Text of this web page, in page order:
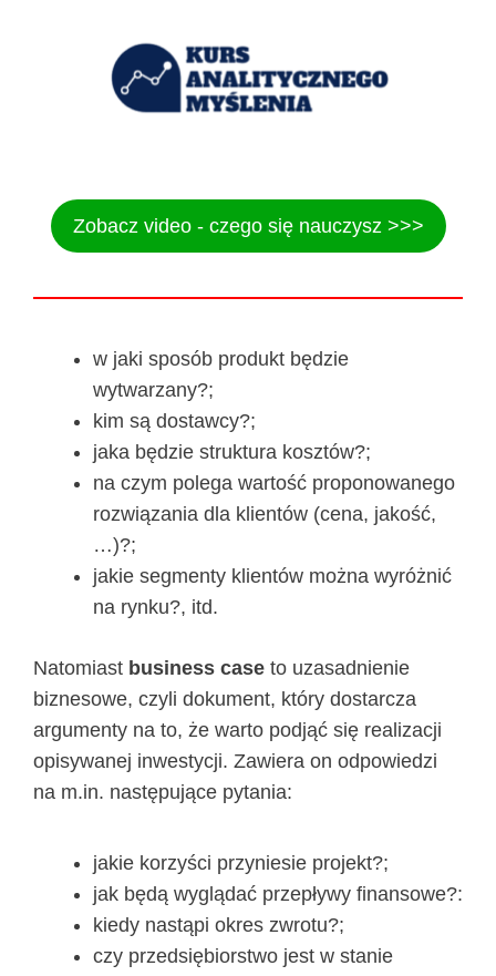
Zobacz video - czego się nauczysz >>>
w jaki sposób produkt będzie
wytwarzany?;
kim są dostawcy?;
jaka będzie struktura kosztów?;
na czym polega wartość proponowanego
rozwiązania dla klientów (cena, jakość,
…)?;
jakie segmenty klientów można wyróżnić
na rynku?, itd.
Natomiast business case to uzasadnienie
biznesowe, czyli dokument, który dostarcza
argumenty na to, że warto podjąć się realizacji
opisywanej inwestycji. Zawiera on odpowiedzi
na m.in. następujące pytania:
jakie korzyści przyniesie projekt?;
jak będą wyglądać przepływy finansowe?:
kiedy nastąpi okres zwrotu?;
czy przedsiębiorstwo jest w stanie